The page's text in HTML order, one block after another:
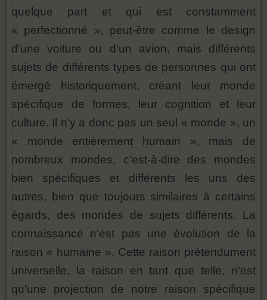
quelque part et qui est constamment
« perfectionné », peut-être comme le design
d'une voiture ou d'un avion, mais différents
sujets de différents types de personnes qui ont
émergé historiquement, créant leur monde
spécifique de formes, leur cognition et leur
culture. Il n'y a donc pas un seul « monde », un
« monde entièrement humain », mais de
nombreux mondes, c'est-à-dire des mondes
bien spécifiques et différents les uns des
autres, bien que toujours similaires à certains
égards, des mondes de sujets différents. La
connaissance n'est pas une évolution de la
raison « humaine ». Cette raison prétendument
universelle, la raison en tant que telle, n'est
qu'une projection de notre raison spécifique